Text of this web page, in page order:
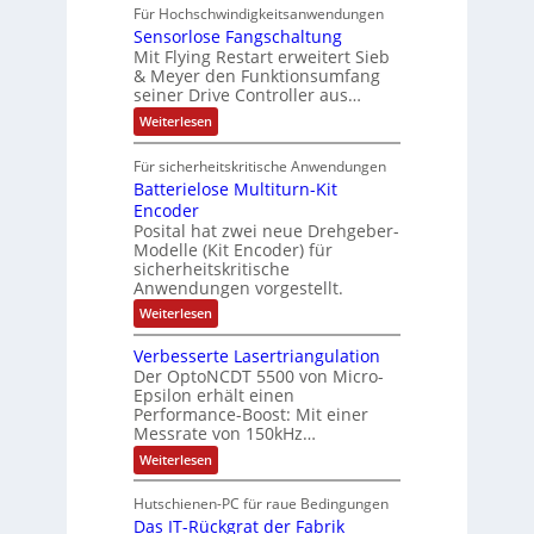
f
t
t
o
m
a
t
i
o
g
e
w
ä
h
t
b
e
i
t
s
k
ä
f
t
e
a
n
d
i
e
r
u
n
d
4
0
A
C
-
N
e
t
z
t
e
l
e
r
ä
l
t
S
c
h
u
t
z
l
a
c
k
b
e
s
c
Für Hochschwindigkeitsanwendungen
Sensorlose Fangschaltung
Mit Flying Restart erweitert Sieb
& Meyer den Funktionsumfang
seiner Drive Controller aus…
Weiterlesen:
S
n
s
l
o
s
e
F
a
n
g
s
c
h
a
l
u
n
g
Für sicherheitskritische Anwendungen
Batterielose Multiturn-Kit
Encoder
Posital hat zwei neue Drehgeber-
Modelle (Kit Encoder) für
sicherheitskritische
Anwendungen vorgestellt.
Weiterlesen:
B
t
t
e
r
i
e
l
o
e
M
Verbesserte Lasertriangulation
Der OptoNCDT 5500 von Micro-
Epsilon erhält einen
Performance-Boost: Mit einer
Messrate von 150kHz…
Weiterlesen:
V
r
b
Hutschienen-PC für raue Bedingungen
Das IT-Rückgrat der Fabrik